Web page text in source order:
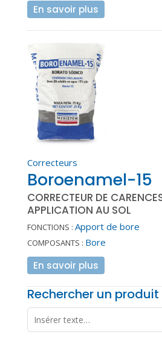
En savoir plus
Correcteurs
Boroenamel-15
CORRECTEUR DE
APPLICATION AU SOL
FONCTIONS : Apport de bore
COMPOSANTS : Bore
En savoir plus
Rechercher un produit